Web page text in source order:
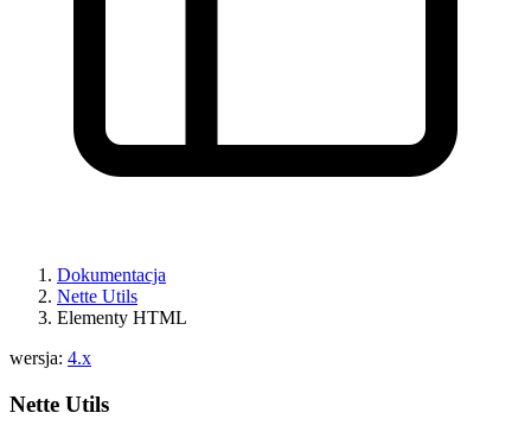
Dokumentacja
Nette Utils
Elementy HTML
wersja: 4.x
Nette Utils